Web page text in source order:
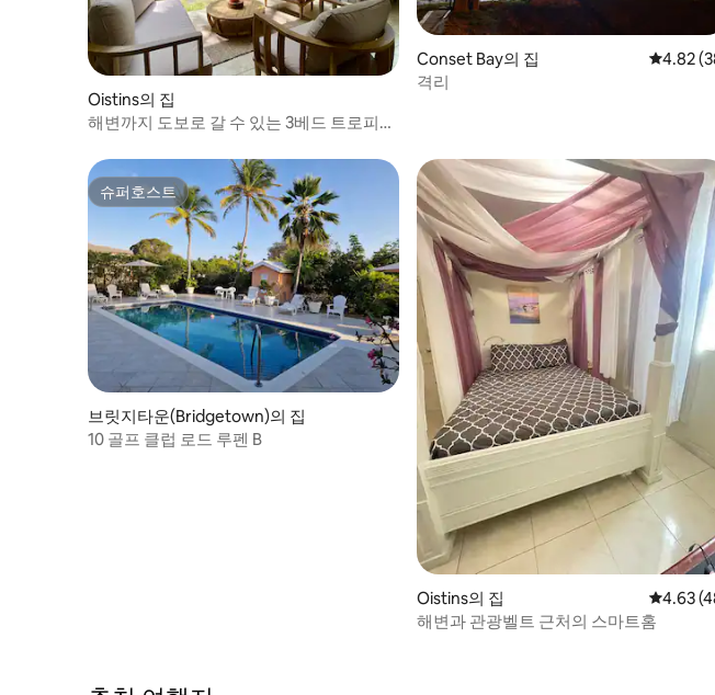
Oistins의 집
해변까지 도보로 갈 수 있는 3베드 트로피컬
Conset Bay의 집 평점
4.82
격리
슈퍼호스트
슈퍼호스트
브릿지타운(Bridgetown)의 집
10 골프 클럽 로드 루펜 B
Oistins의 집 평점
4.63
해변과 관광벨트 근처의 스마트홈